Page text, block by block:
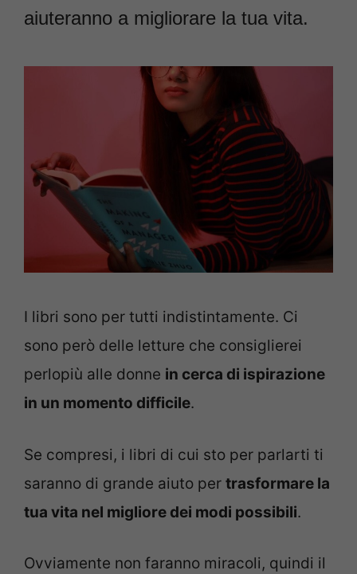
aiuteranno a migliorare la tua vita.
I libri sono per tutti indistintamente. Ci
sono però delle letture che consiglierei
perlopiù alle donne in cerca di ispirazione
in un momento difficile.
Se compresi, i libri di cui sto per parlarti ti
saranno di grande aiuto per trasformare la
tua vita nel migliore dei modi possibili.
Ovviamente non faranno miracoli, quindi il